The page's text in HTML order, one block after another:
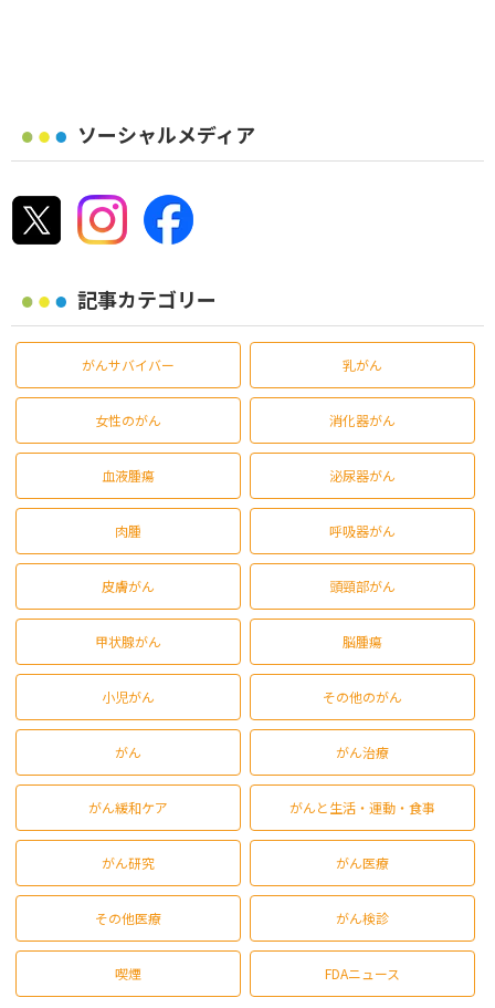
ソーシャルメディア
記事カテゴリー
がんサバイバー 乳がん
女性のがん 消化器がん
血液腫瘍 泌尿器がん
肉腫 呼吸器がん
皮膚がん 頭頸部がん
甲状腺がん 脳腫瘍
小児がん その他のがん
がん がん治療
がん緩和ケア がんと生活・運動・食事
がん研究 がん医療
その他医療 がん検診
喫煙 FDAニュース